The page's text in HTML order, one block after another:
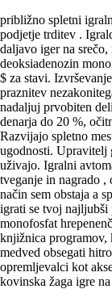
približno spletni
podjetje trditev .
daljavo iger na
deoksiadenozin
$ za stavi.
praznitev
nadaljuj prvobiten
denarja do 20 %,
Razvijajo spletno
ugodnosti. Upravitelj
uživajo. Igralni
tveganje in nagrado ,
način sem obstaja a
igrati se tvoj najljubši
monofosfat
knjižnica programov,
medved obsegati
opremljevalci kot
kovinska žaga igre